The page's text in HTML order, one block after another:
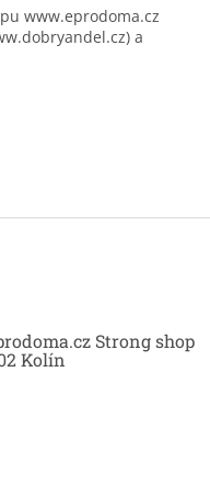
www.eprodoma.cz
a
Strong shop
Kolín